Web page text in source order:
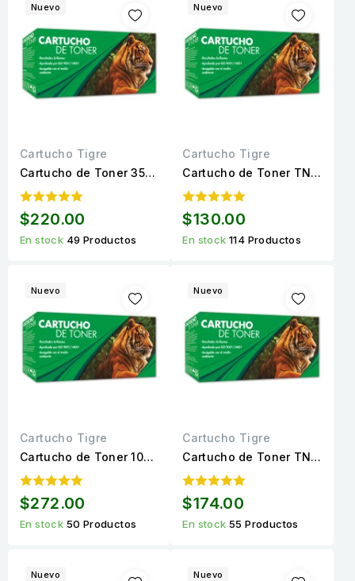
Nuevo
Cartucho Tigre
Cartucho de Toner 35A
(CB435A) / 85A
Compatible Calidad
Estándar para 2,000...
$220.00
En stock 49 Productos
Nuevo
Cartucho Tigre
Cartucho de Toner TN-
1060 Compatible Negro
1,000 páginas
$130.00
En stock114 Productos
Nuevo
Cartucho Tigre
Cartucho de Toner 105A
(W1105A) Compatible
1,000 páginas.
$272.00
En stock 50 Productos
Nuevo
Cartucho Tigre
Cartucho de Toner TN-
660 Negro Compatible
2,600 páginas.
$174.00
En stock55 Productos
Nuevo Nuevo